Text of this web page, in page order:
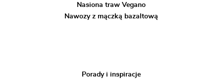
Nasiona traw Vegano
Nawozy z mączką bazaltową
Porady i inspiracje